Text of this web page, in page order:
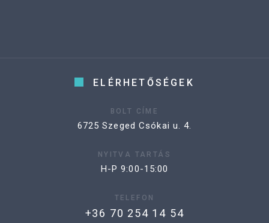
ELÉRHETŐSÉGEK
BOLT CÍME
6725 Szeged Csókai u. 4.
NYITVA TARTÁS
H-P 9:00-15:00
TELEFON
+36 70 254 14 54